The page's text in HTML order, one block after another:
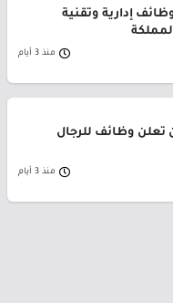
إدارية وتقنية
منذ 3 أيام
تعلن وظائف للرجال
منذ 3 أيام